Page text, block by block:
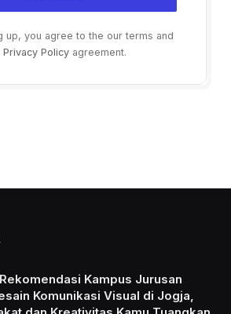
up, you agree to the our terms and
Privacy Policyagreement.
Kampus Jurusan
Komunikasi Visual di Jogja,